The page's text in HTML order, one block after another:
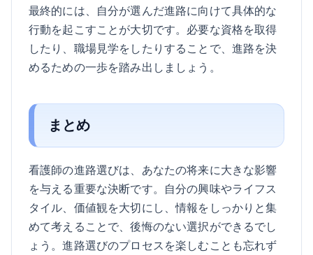
最終的には、自分が選んだ進路に向けて具体的な
行動を起こすことが大切です。必要な資格を取得
したり、職場見学をしたりすることで、進路を決
めるための一歩を踏み出しましょう。
まとめ
看護師の進路選びは、あなたの将来に大きな影響
を与える重要な決断です。自分の興味やライフス
タイル、価値観を大切にし、情報をしっかりと集
めて考えることで、後悔のない選択ができるでし
ょう。進路選びのプロセスを楽しむことも忘れず